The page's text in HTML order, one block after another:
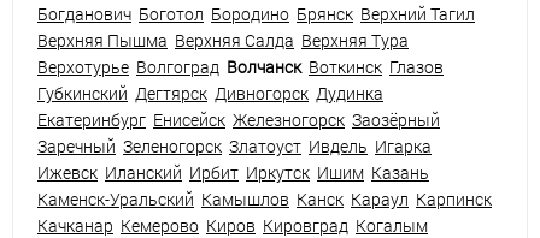
Богданович Боготол Бородино Брянск Верхний Тагил
Верхняя Пышма Верхняя Салда Верхняя Тура
Верхотурье Волгоград Волчанск Воткинск Глазов
Губкинский Дегтярск Дивногорск Дудинка
Екатеринбург Енисейск Железногорск Заозёрный
Заречный Зеленогорск Златоуст Ивдель Игарка
Ижевск Иланский Ирбит Иркутск Ишим Казань
Каменск-Уральский Камышлов Канск Караул Карпинск
Качканар Кемерово Киров Кировград Когалым